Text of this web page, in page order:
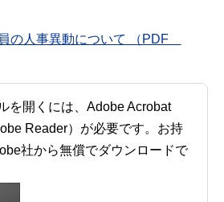
の人事異動について （PDF
を開くには、Adobe Acrobat
Reader）が必要です。お持
社から無償でダウンロードで